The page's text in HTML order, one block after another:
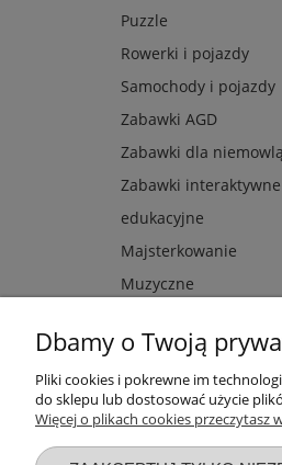
Puzzle
Rowerki i pojazdy
Samochody i pojazdy
Zabawki AGD
Zabawki dla
Zabawki
edukacyjne
Majsterkowanie
Muzyczne
Przydatne linki
Nowości
Promocje
Dbamy o Twoją
Pliki cookies i pokrewne im
do sklepu lub dostosować użycie
Więcej o plikach cookies przeczytasz